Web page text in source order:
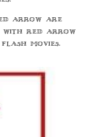
arrow are
with red arrow
movies.